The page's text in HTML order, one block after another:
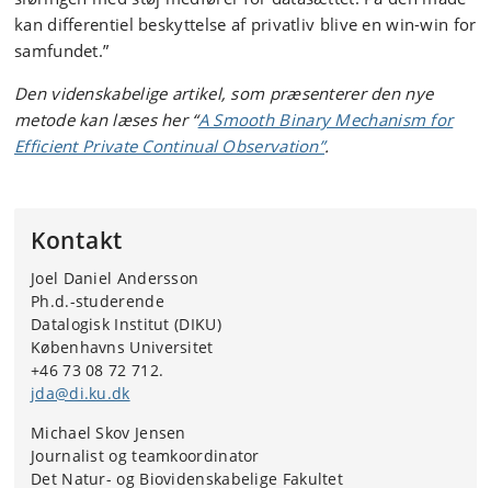
kan differentiel beskyttelse af privatliv blive en win-win for
samfundet.”
Den videnskabelige artikel, som præsenterer den nye
metode kan læses her “A Smooth Binary Mechanism for
Efficient Private Continual Observation”.
Kontakt
Joel Daniel Andersson
Ph.d.-studerende
Datalogisk Institut (DIKU)
Københavns Universitet
+46 73 08 72 712.
jda@di.ku.dk
Michael Skov Jensen
Journalist og teamkoordinator
Det Natur- og Biovidenskabelige Fakultet